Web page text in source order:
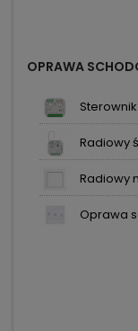
OPRAWA
Radiowy
Radiowy
Oprawa